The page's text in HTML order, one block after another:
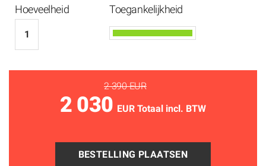
Hoeveelheid Toegankelijkheid
2 390 EUR
2 030 EUR Totaal incl. BTW